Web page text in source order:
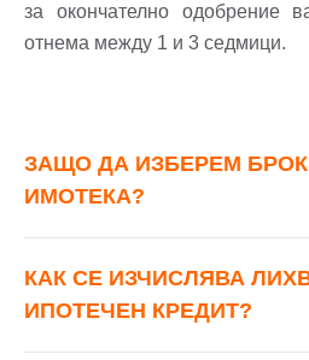
Вход с
за окончателно одобрение
отнема между 1 и 3 седмици.
ЗАЩО ДА ИЗБЕРЕМ
ИМОТЕКА?
КАК СЕ ИЗЧИСЛЯВА
ИПОТЕЧЕН КРЕДИТ?